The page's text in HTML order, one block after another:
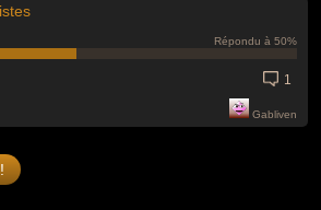
Répondu à 50%
1
Gabliven